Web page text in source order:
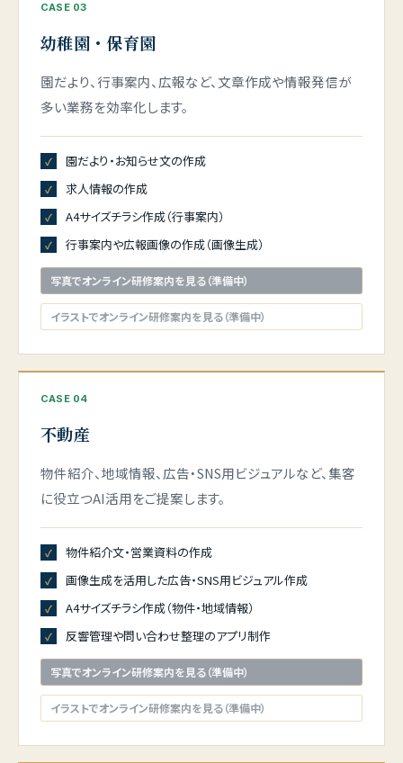
CASE 03
幼稚園・保育園
園だより、行事案内、広報など、文章作成や情報発信が
多い業務を効率化します。
園だより・お知らせ文の作成
求人情報の作成
A4サイズチラシ作成（行事案内）
行事案内や広報画像の作成（画像生成）
写真でオンライン研修案内を見る（準備中）
イラストでオンライン研修案内を見る（準備中）
CASE 04
不動産
物件紹介、地域情報、広告・SNS用ビジュアルなど、集客
に役立つAI活用をご提案します。
物件紹介文・営業資料の作成
画像生成を活用した広告・SNS用ビジュアル作成
A4サイズチラシ作成（物件・地域情報）
反響管理や問い合わせ整理のアプリ制作
写真でオンライン研修案内を見る（準備中）
イラストでオンライン研修案内を見る（準備中）